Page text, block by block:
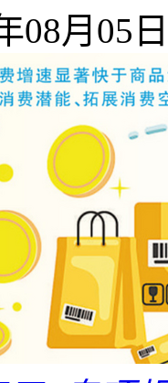
08月05